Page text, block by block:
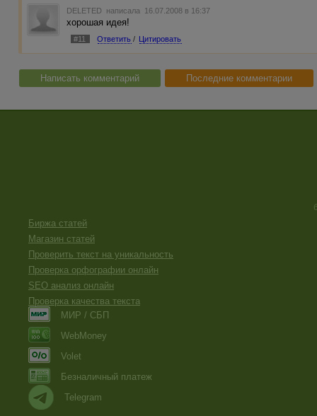
DELETED написала 16.07.2008 в 16:37
хорошая идея!
#11 Ответить / Цитировать
Написать комментарий Последние комментарии
Биржа статей
Магазин статей
Проверить текст на уникальность
Проверка орфографии онлайн
SEO анализ онлайн
Проверка качества текста
МИР / СБП
WebMoney
Volet
Безналичный платеж
Telegram